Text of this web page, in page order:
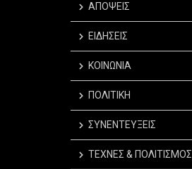
ΑΠΟΨΕΙΣ
ΕΙΔΗΣΕΙΣ
ΚΟΙΝΩΝΙΑ
ΠΟΛΙΤΙΚΗ
ΣΥΝΕΝΤΕΥΞΕΙΣ
ΤΕΧΝΕΣ & ΠΟΛΙΤΙΣΜΟΣ